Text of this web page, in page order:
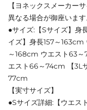
【ヨネックスメーカー
異なる場合が御座います
●サイズ:【Sサイズ】
イズ】身長157～
～168cm ウエスト63
エスト66～74cm 【3L
77cm
【実寸サイズ】
●Sサイズ詳細:【ウエス